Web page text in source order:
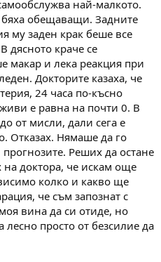
най-малкото.
обещаващи. Задните
му заден крак беше все
дясното краче се
макар и лека реакция при
Докторите казаха, че
24 часа по-късно
е равна на почти 0. В
от мисли, дали сега е
Отказах. Нямаше да го
Реших да остане
доктора, че искам още
колко и какво ще
че съм запознат с
вина да си отиде, но
лесно просто от безсилие да